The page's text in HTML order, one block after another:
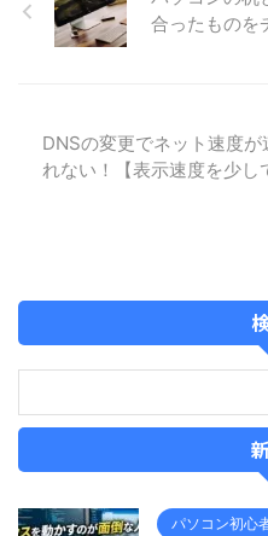
合ったものを
DNSの変更でネット速度が
れない！【表示速度を少し
パソコン初心